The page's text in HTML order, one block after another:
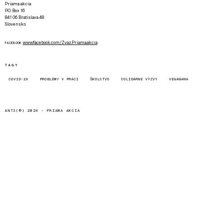
Priama akcia
P.O. Box 16
841 06 Bratislava 48
Slovensko
FACEBOOK www.facebook.com/Zvaz.Priama.akcia
TAGY
COVID-19 PROBLÉMY V PRÁCI ŠKOLSTVO SOLIDÁRNE VÝZVY VEGANANA
ANTI(©) 2024 - PRIAMA AKCIA